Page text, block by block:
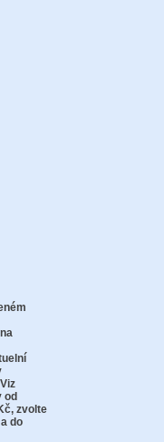
od
zvolte
do